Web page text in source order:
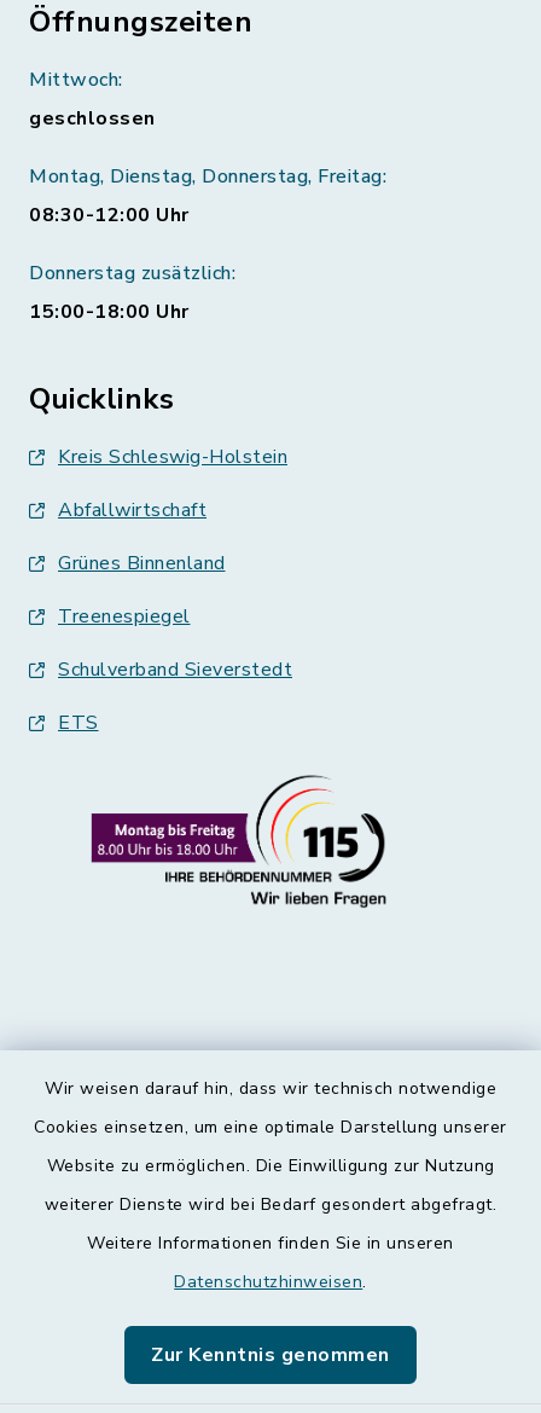
Wir weisen darauf hin, dass wir technisch notwendige
Cookies einsetzen, um eine optimale Darstellung unserer
Website zu ermöglichen. Die Einwilligung zur Nutzung
weiterer Dienste wird bei Bedarf gesondert abgefragt.
Weitere Informationen finden Sie in unseren
Datenschutzhinweisen.
Zur Kenntnis genommen
Öffnungszeiten
Mittwoch:
geschlossen
Montag, Dienstag, Donnerstag, Freitag:
08:30-12:00 Uhr
Donnerstag zusätzlich:
15:00-18:00 Uhr
Quicklinks
Kreis Schleswig-Holstein
Abfallwirtschaft
Grünes Binnenland
Treenespiegel
Schulverband Sieverstedt
ETS
Kontakt
Datenschutz
Leichte Sprache